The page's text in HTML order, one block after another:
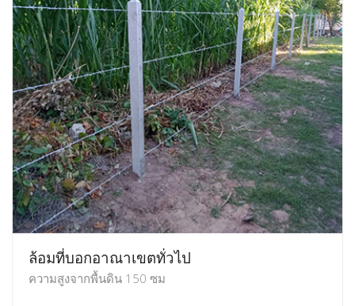
ล้อมที่บอกอาณาเขตทั่วไป
ความสูงจากพื้นดิน 150 ซม